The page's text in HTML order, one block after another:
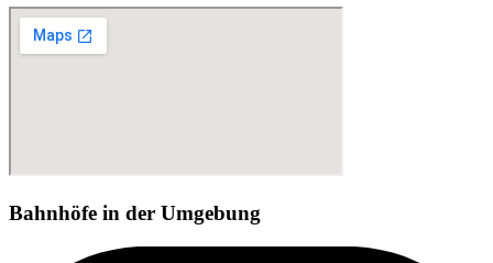
Bahnhöfe in der Umgebung